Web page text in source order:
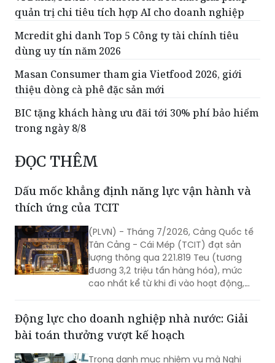
quản trị chi tiêu tích hợp AI cho doanh nghiệp
Mcredit ghi danh Top 5 Công ty tài chính tiêu
dùng uy tín năm 2026
Masan Consumer tham gia Vietfood 2026, giới
thiệu dòng cà phê đặc sản mới
BIC tặng khách hàng ưu đãi tới 30% phí bảo hiểm
trong ngày 8/8
ĐỌC THÊM
Dấu mốc khẳng định năng lực vận hành và
thích ứng của TCIT
(PLVN) - Tháng 7/2026, Cảng Quốc tế
Tân Cảng - Cái Mép (TCIT) đạt sản
lượng thông qua 221.819 Teu (tương
đương 3,2 triệu tấn hàng hóa), mức
cao nhất kể từ khi đi vào hoạt động,
dấu bước tăng trưởng về sản lượng mà
còn khẳng định năng lực vận hành, khả
của TCIT trong bối cảnh thị trường vận
Động lực cho doanh nghiệp nhà nước: Giải
bài toán thưởng vượt kế hoạch
Trong danh mục nhiệm vụ mà Nghị